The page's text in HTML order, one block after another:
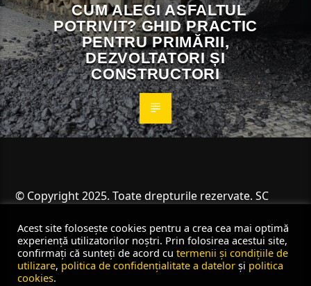
CUM ALEGI ASFALTUL
POTRIVIT? GHID PRACTIC
PENTRU PRIMĂRII,
DEZVOLTATORI ȘI
CONSTRUCTORI
© Copyright 2025. Toate drepturile rezervate. SC
Acest site folosește cookies pentru a crea cea mai optimă
experiență utilizatorilor noștri. Prin folosirea acestui site,
confirmați că sunteți de acord cu termenii și condițiile de
utilizare, politica de confidențialitate a datelor și politica
cookies.